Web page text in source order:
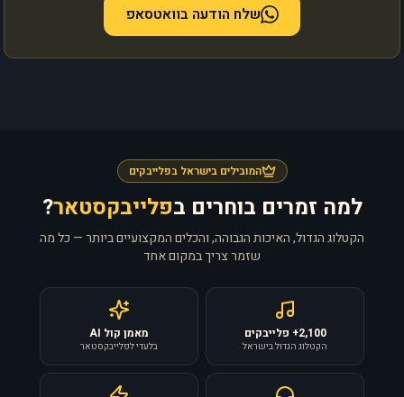
שלח הודעה בוואטסאפ
המובילים בישראל בפלייבקים
למה זמרים בוחרים בפלייבקסטאר?
הקטלוג הגדול, האיכות הגבוהה, והכלים המקצועיים ביותר — כל מה
שזמר צריך במקום אחד
2,100+ פלייבקים
הקטלוג הגדול בישראל
מאמן קול AI
בלעדי לפלייבקסטאר